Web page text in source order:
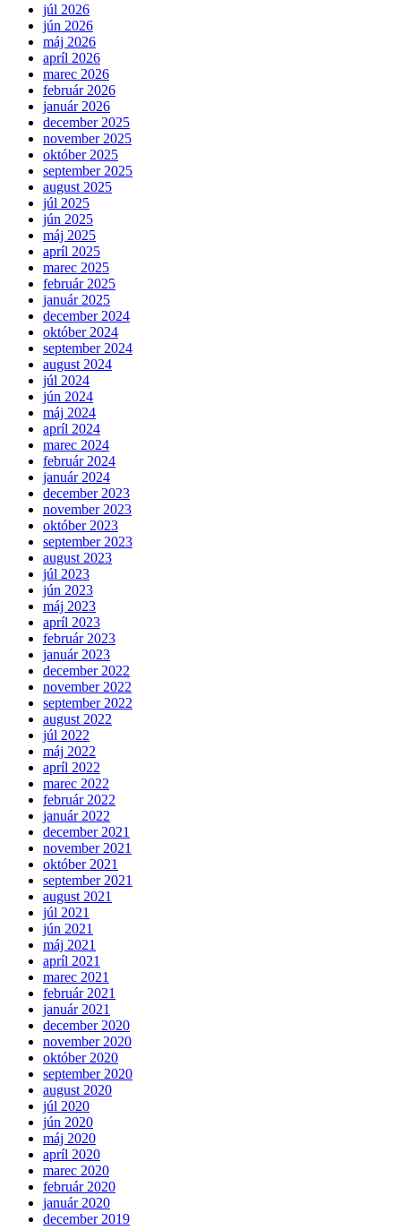
júl 2026
jún 2026
máj 2026
apríl 2026
marec 2026
február 2026
január 2026
december 2025
november 2025
október 2025
september 2025
august 2025
júl 2025
jún 2025
máj 2025
apríl 2025
marec 2025
február 2025
január 2025
december 2024
október 2024
september 2024
august 2024
júl 2024
jún 2024
máj 2024
apríl 2024
marec 2024
február 2024
január 2024
december 2023
november 2023
október 2023
september 2023
august 2023
júl 2023
jún 2023
máj 2023
apríl 2023
február 2023
január 2023
december 2022
november 2022
september 2022
august 2022
júl 2022
máj 2022
apríl 2022
marec 2022
február 2022
január 2022
december 2021
november 2021
október 2021
september 2021
august 2021
júl 2021
jún 2021
máj 2021
apríl 2021
marec 2021
február 2021
január 2021
december 2020
november 2020
október 2020
september 2020
august 2020
júl 2020
jún 2020
máj 2020
apríl 2020
marec 2020
február 2020
január 2020
december 2019